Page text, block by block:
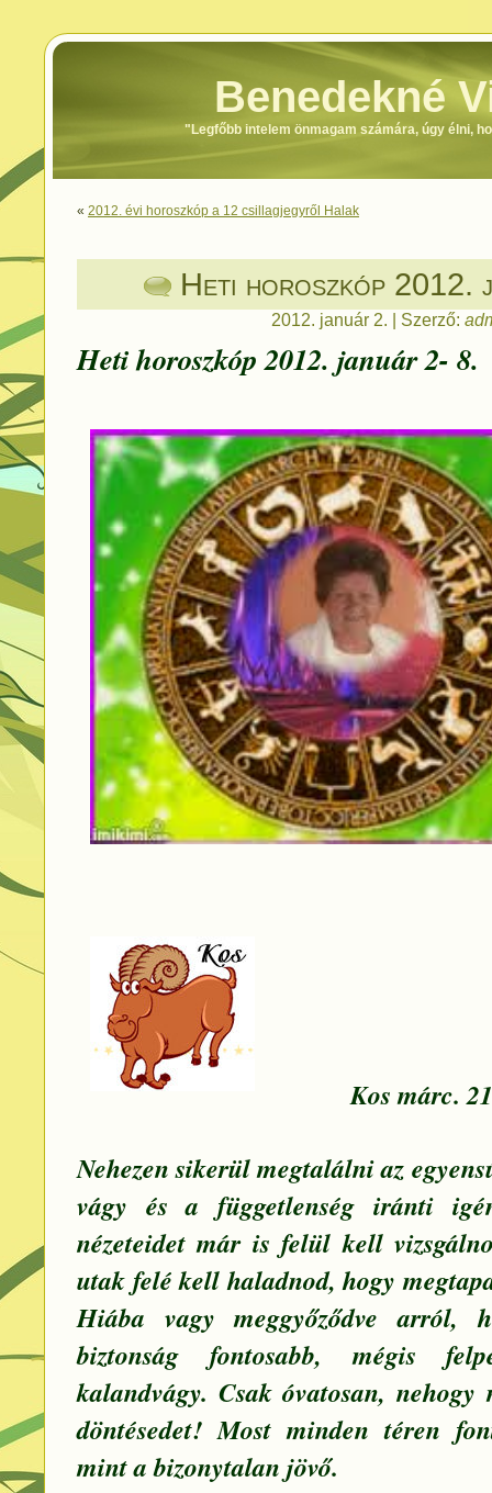
Benedekné
"Legfőbb intelem önmagam számára, úgy élni,
« 2012. évi horoszkóp a 12 csillagjegyről Halak
Heti horoszkóp 2012.
2012. január 2. | Szerző:
Heti horoszkóp 2012. január 2- 8.
Kos márc.
Nehezen sikerül megtalálni az
vágy és a függetlenség iránti
nézeteidet már is felül kell
utak felé kell haladnod, hogy
Hiába vagy meggyőződve arról,
biztonság fontosabb, mégis
kalandvágy. Csak óvatosan, nehogy
döntésedet! Most minden téren
mint a bizonytalan jövő.